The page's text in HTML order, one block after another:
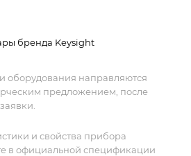
для профессиональных задач
такие как зонный триггер и
бренда Keysight
оборудования направляются
предложением, после
и свойства прибора
в официальной спецификации